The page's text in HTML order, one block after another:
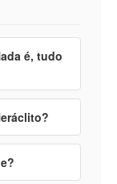
é, tudo